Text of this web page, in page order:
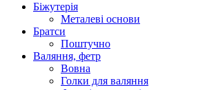
Біжутерія
Металеві основи
Братси
Поштучно
Валяння, фетр
Вовна
Голки для валяння